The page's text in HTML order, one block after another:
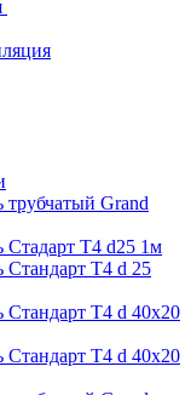
трубчатый Grand
Стадарт Т4 d25 1м
Стандарт Т4 d 25
Стандарт Т4 d 40х20
Стандарт Т4 d 40х20